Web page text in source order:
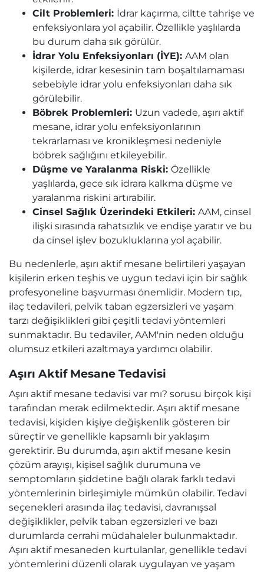
Cilt Problemleri: İdrar kaçırma, ciltte tahrişe ve
enfeksiyonlara yol açabilir. Özellikle yaşlılarda
bu durum daha sık görülür.
İdrar Yolu Enfeksiyonları (İYE): AAM olan
kişilerde, idrar kesesinin tam boşaltılamaması
sebebiyle idrar yolu enfeksiyonları daha sık
görülebilir.
Böbrek Problemleri: Uzun vadede, aşırı aktif
mesane, idrar yolu enfeksiyonlarının
tekrarlaması ve kronikleşmesi nedeniyle
böbrek sağlığını etkileyebilir.
Düşme ve Yaralanma Riski: Özellikle
yaşlılarda, gece sık idrara kalkma düşme ve
yaralanma riskini artırabilir.
Cinsel Sağlık Üzerindeki Etkileri: AAM, cinsel
ilişki sırasında rahatsızlık ve endişe yaratır ve bu
da cinsel işlev bozukluklarına yol açabilir.
Bu nedenlerle, aşırı aktif mesane belirtileri yaşayan
kişilerin erken teşhis ve uygun tedavi için bir sağlık
profesyoneline başvurması önemlidir. Modern tıp,
ilaç tedavileri, pelvik taban egzersizleri ve yaşam
tarzı değişiklikleri gibi çeşitli tedavi yöntemleri
sunmaktadır. Bu tedaviler, AAM'nin neden olduğu
olumsuz etkileri azaltmaya yardımcı olabilir.
Aşırı Aktif Mesane Tedavisi
Aşırı aktif mesane tedavisi var mı? sorusu birçok kişi
tarafından merak edilmektedir. Aşırı aktif mesane
tedavisi, kişiden kişiye değişkenlik gösteren bir
süreçtir ve genellikle kapsamlı bir yaklaşım
gerektirir. Bu durumda, aşırı aktif mesane kesin
çözüm arayışı, kişisel sağlık durumuna ve
semptomların şiddetine bağlı olarak farklı tedavi
yöntemlerinin birleşimiyle mümkün olabilir. Tedavi
seçenekleri arasında ilaç tedavisi, davranışsal
değişiklikler, pelvik taban egzersizleri ve bazı
durumlarda cerrahi müdahaleler bulunmaktadır.
Aşırı aktif mesaneden kurtulanlar, genellikle tedavi
yöntemlerini düzenli olarak uygulayan ve yaşam